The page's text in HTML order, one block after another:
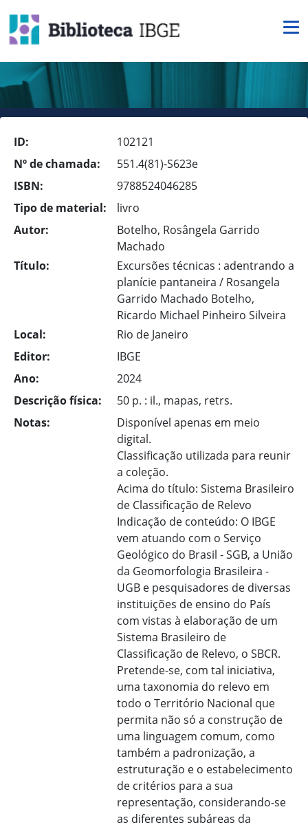
ID:
102121
Nº de chamada:
551.4(81)-S623e
ISBN:
9788524046285
Tipo de material:
livro
Autor:
Botelho, Rosângela Garrido
Machado
Título:
Excursões técnicas : adentrando a
planície pantaneira / Rosangela
Garrido Machado Botelho,
Ricardo Michael Pinheiro Silveira
Local:
Rio de Janeiro
Editor:
IBGE
Ano:
2024
Descrição física:
50 p. : il., mapas, retrs.
Notas:
Disponível apenas em meio
digital.
Classificação utilizada para reunir
a coleção.
Acima do título: Sistema Brasileiro
de Classificação de Relevo
Indicação de conteúdo: O IBGE
vem atuando com o Serviço
Geológico do Brasil - SGB, a União
da Geomorfologia Brasileira -
UGB e pesquisadores de diversas
instituições de ensino do País
com vistas à elaboração de um
Sistema Brasileiro de
Classificação de Relevo, o SBCR.
Pretende-se, com tal iniciativa,
uma taxonomia do relevo em
todo o Território Nacional que
permita não só a construção de
uma linguagem comum, como
também a padronização, a
estruturação e o estabelecimento
de critérios para a sua
representação, considerando-se
as diferentes subáreas da